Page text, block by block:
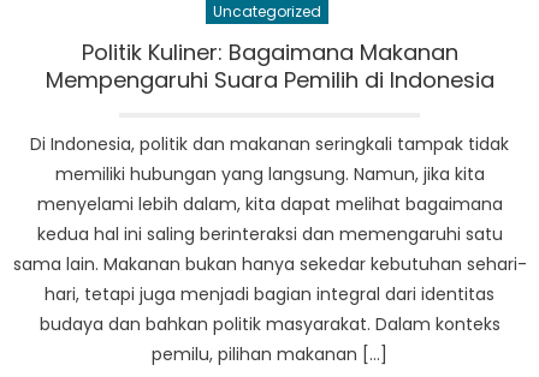
Uncategorized
Politik Kuliner: Bagaimana Makanan
Mempengaruhi Suara Pemilih di Indonesia
Di Indonesia, politik dan makanan seringkali tampak tidak
memiliki hubungan yang langsung. Namun, jika kita
menyelami lebih dalam, kita dapat melihat bagaimana
kedua hal ini saling berinteraksi dan memengaruhi satu
sama lain. Makanan bukan hanya sekedar kebutuhan sehari-
hari, tetapi juga menjadi bagian integral dari identitas
budaya dan bahkan politik masyarakat. Dalam konteks
pemilu, pilihan makanan […]